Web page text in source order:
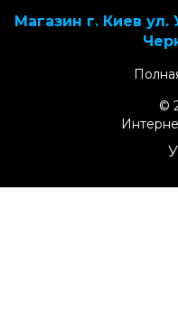
Магазин г. Киев
©